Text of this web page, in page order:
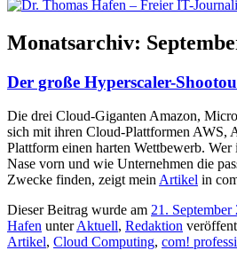
Monatsarchiv:
Der große Hyperscaler-
Die drei Cloud-Giganten Amazon,
sich mit ihren Cloud-Plattformen AWS,
Plattform einen harten Wettbewerb.
Nase vorn und wie Unternehmen die
Zwecke finden, zeigt mein Artikel in
Dieser Beitrag wurde am 21. September
Hafen unterAktuell, Redaktion
Artikel, Cloud Computing, com!